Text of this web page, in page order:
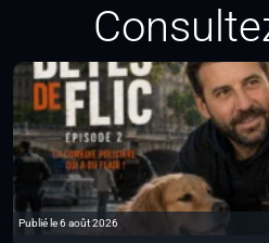
Publié le 6 août 2026